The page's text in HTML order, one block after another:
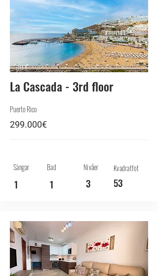
BUY
La Cascada - 3rd floor
Puerto Rico
299.000€
Sängar Bad Nivåer Kvadratfot
1 1 3 53